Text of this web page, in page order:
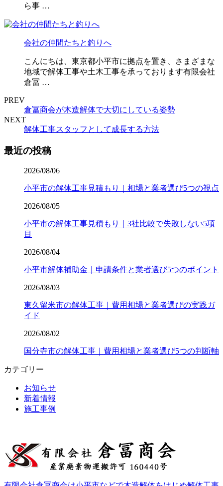
ら事 …
会社の仲間たちと釣りへ
こんにちは、東京都小平市に拠点を置き、さまざまな
地域で解体工事や土木工事を承っております有限会社
倉冨 …
PREV
倉冨商会が木造解体で大切にしている姿勢
NEXT
解体工事スタッフとして成長する方法
最近の投稿
2026/08/06
小平市の解体工事見積もり｜相場と業者選び5つの視点
2026/08/05
小平市の解体工事見積もり｜3社比較で失敗しない5項
目
2026/08/04
小平市解体補助金｜申請条件と業者選び5つのポイント
2026/08/03
東久留米市の解体工事｜費用相場と業者選びの実践ガ
イド
2026/08/02
国分寺市の解体工事｜費用相場と業者選び5つの判断軸
カテゴリー
お知らせ
新着情報
施工事例